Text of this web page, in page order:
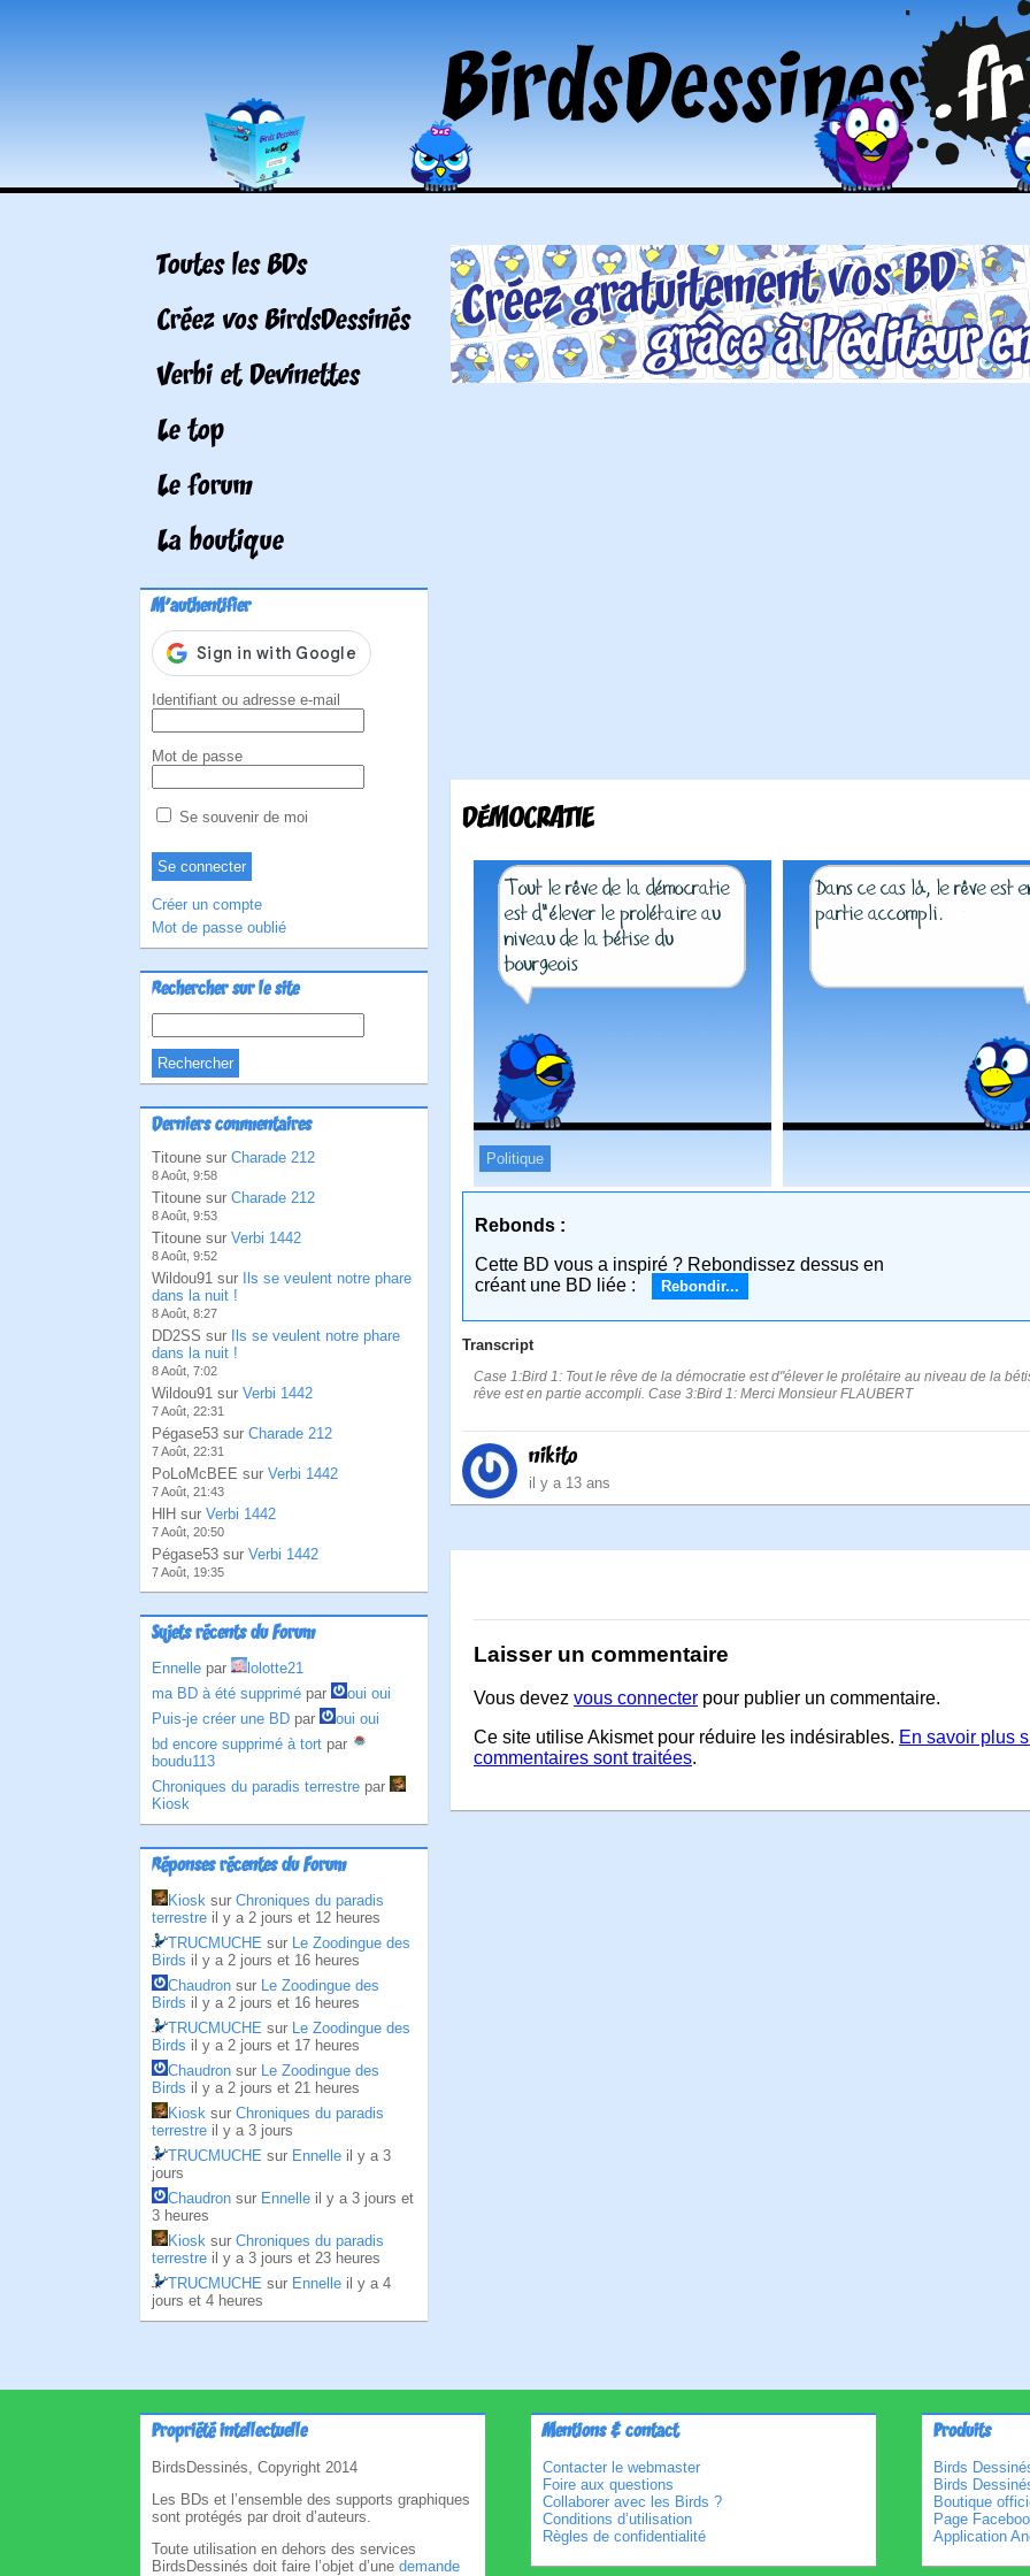
Toutes les BDs
Créez vos BirdsDessinés
Verbi et Devinettes
Le top
Le forum
La boutique
M'authentifier
Identifiant ou adresse e-mail
Mot de passe
Se souvenir de moi
Créer un compte
Mot de passe oublié
Rechercher sur le site
Derniers commentaires
Titoune sur Charade 212
8 Août, 9:58
Titoune sur Charade 212
8 Août, 9:53
Titoune sur Verbi 1442
8 Août, 9:52
Wildou91 sur
Ils se veulent notre phare
dans la nuit !
8 Août, 8:27
DD2SS sur
Ils se veulent notre phare
dans la nuit !
8 Août, 7:02
Wildou91 sur Verbi 1442
7 Août, 22:31
Pégase53 sur Charade 212
7 Août, 22:31
PoLoMcBEE sur Verbi 1442
7 Août, 21:43
HlH sur Verbi 1442
7 Août, 20:50
Pégase53 sur Verbi 1442
7 Août, 19:35
Sujets récents du Forum
Ennelle par
lolotte21
ma BD à été supprimé par
oui oui
Puis-je créer une BD par
oui oui
bd encore supprimé à tort par
boudu113
Chroniques du paradis terrestre par
Kiosk
Réponses récentes du Forum
Kiosk sur Chroniques du paradis
terrestre il y a 2 jours et 12 heures
TRUCMUCHE sur Le Zoodingue des
Birds il y a 2 jours et 16 heures
Chaudron sur Le Zoodingue des
Birds il y a 2 jours et 16 heures
TRUCMUCHE sur Le Zoodingue des
Birds il y a 2 jours et 17 heures
Chaudron sur Le Zoodingue des
Birds il y a 2 jours et 21 heures
Kiosk sur Chroniques du paradis
terrestre il y a 3 jours
TRUCMUCHE sur Ennelle il y a 3
jours
Chaudron sur Ennelle il y a 3 jours et
3 heures
Kiosk sur Chroniques du paradis
terrestre il y a 3 jours et 23 heures
TRUCMUCHE sur Ennelle il y a 4
jours et 4 heures
DÉMOCRATIE
Politique
Rebonds :
Cette BD vous a inspiré ? Rebondissez dessus en
créant une BD liée :
Rebondir...
Transcript
Case 1:Bird 1: Tout le rêve de la démocratie est d"élever le prolétaire au niveau de la
rêve est en partie accompli. Case 3:Bird 1: Merci Monsieur FLAUBERT
nikito
il y a 13 ans
Laisser un commentaire
Vous devez vous connecter pour publier un commentaire.
Ce site utilise Akismet pour réduire les indésirables. En savoir plus
commentaires sont traitées.
Propriété intellectuelle
BirdsDessinés, Copyright 2014
Les BDs et l’ensemble des supports graphiques
sont protégés par droit d’auteurs.
Toute utilisation en dehors des services
BirdsDessinés doit faire l’objet d’une demande
Mentions & contact
Contacter le webmaster
Foire aux questions
Collaborer avec les Birds ?
Conditions d’utilisation
Règles de confidentialité
Produits
Birds
Birds
Boutique
Page
Application